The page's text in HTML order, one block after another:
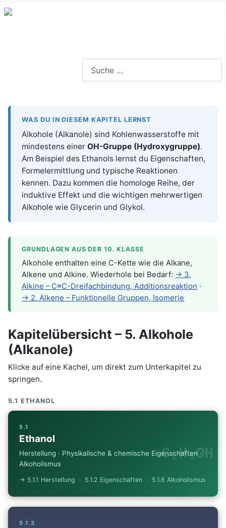
WAS DU IN DIESEM KAPITEL LERNST
Alkohole (Alkanole) sind Kohlenwasserstoffe mit
mindestens einerOH-Gruppe (Hydroxygruppe).
Am Beispiel des Ethanols lernst du Eigenschaften,
Formelermittlung und typische Reaktionen
kennen. Dazu kommen die homologe Reihe, der
induktive Effekt und die wichtigen mehrwertigen
Alkohole wie Glycerin und Glykol.
GRUNDLAGEN AUS DER 10. KLASSE
Alkohole enthalten eine C-Kette wie die Alkane,
Alkene und Alkine. Wiederhole bei Bedarf: → 3.
Alkine – C≡C-Dreifachbindung, Additionsreaktion ·
→ 2. Alkene – Funktionelle Gruppen, Isomerie
Kapitelübersicht – 5. Alkohole
(Alkanole)
Klicke auf eine Kachel, um direkt zum Unterkapitel zu
springen.
5.1 ETHANOL
C₂H₅OH
5.1
Ethanol
Herstellung · Physikalische & chemische Eigenschaften ·
Alkoholismus
→ 5.1.1 Herstellung · 5.1.2 Eigenschaften · 5.1.6 Alkoholismus
5.1.3